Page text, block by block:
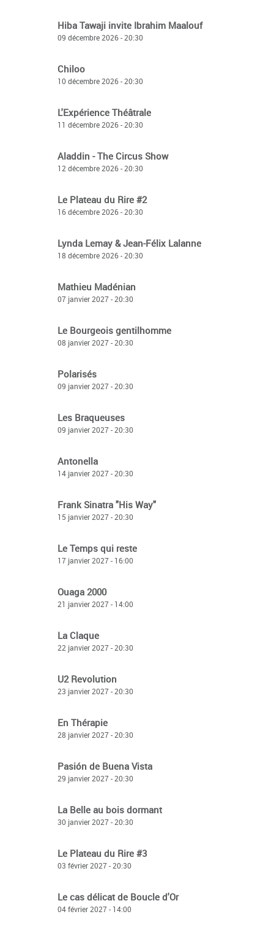
Hiba Tawaji invite Ibrahim Maalouf
09 décembre 2026 - 20:30
Chiloo
10 décembre 2026 - 20:30
L'Expérience Théâtrale
11 décembre 2026 - 20:30
Aladdin - The Circus Show
12 décembre 2026 - 20:30
Le Plateau du Rire #2
16 décembre 2026 - 20:30
Lynda Lemay & Jean-Félix Lalanne
18 décembre 2026 - 20:30
Mathieu Madénian
07 janvier 2027 - 20:30
Le Bourgeois gentilhomme
08 janvier 2027 - 20:30
Polarisés
09 janvier 2027 - 20:30
Les Braqueuses
09 janvier 2027 - 20:30
Antonella
14 janvier 2027 - 20:30
Frank Sinatra "His Way"
15 janvier 2027 - 20:30
Le Temps qui reste
17 janvier 2027 - 16:00
Ouaga 2000
21 janvier 2027 - 14:00
La Claque
22 janvier 2027 - 20:30
U2 Revolution
23 janvier 2027 - 20:30
En Thérapie
28 janvier 2027 - 20:30
Pasión de Buena Vista
29 janvier 2027 - 20:30
La Belle au bois dormant
30 janvier 2027 - 20:30
Le Plateau du Rire #3
03 février 2027 - 20:30
Le cas délicat de Boucle d'Or
04 février 2027 - 14:00